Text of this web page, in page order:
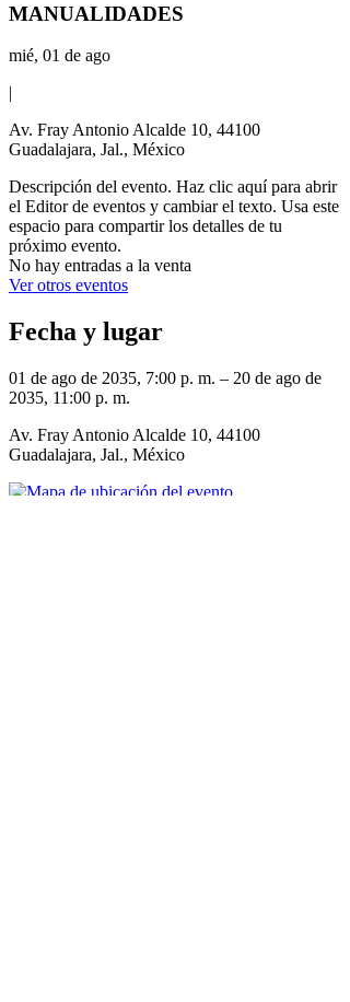
MANUALIDADES
mié, 01 de ago
|
Av. Fray Antonio Alcalde 10, 44100
Guadalajara, Jal., México
Descripción del evento. Haz clic aquí para abrir
el Editor de eventos y cambiar el texto. Usa este
espacio para compartir los detalles de tu
próximo evento.
No hay entradas a la venta
Ver otros eventos
Fecha y lugar
01 de ago de 2035, 7:00 p. m. – 20 de ago de
2035, 11:00 p. m.
Av. Fray Antonio Alcalde 10, 44100
Guadalajara, Jal., México